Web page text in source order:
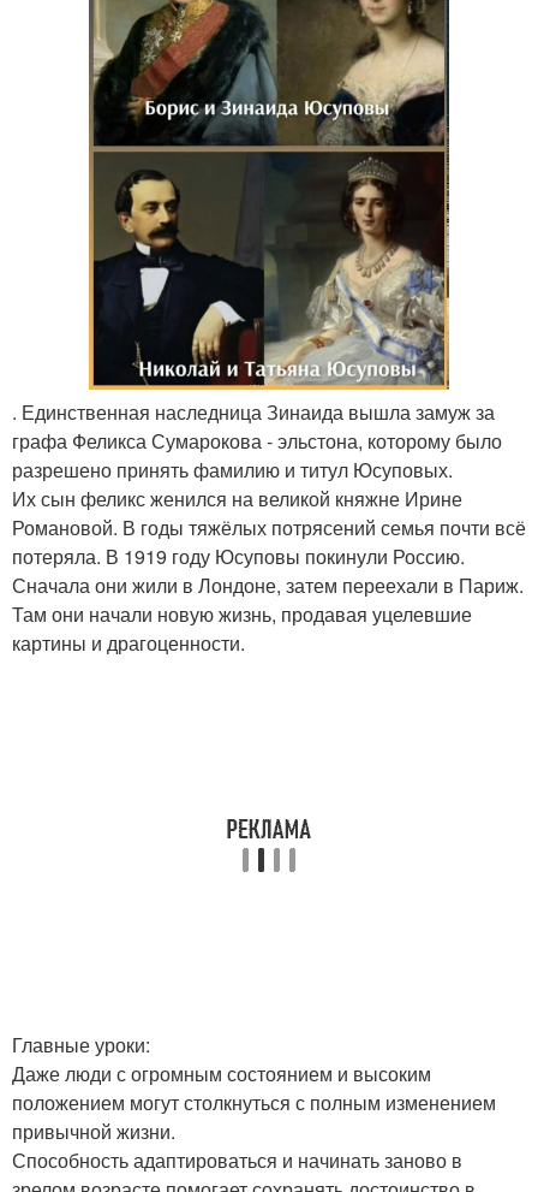
. Единственная наследница Зинаида вышла замуж за
графа Феликса Сумарокова - эльстона, которому было
разрешено принять фамилию и титул Юсуповых.
Их сын феликс женился на великой княжне Ирине
Романовой. В годы тяжёлых потрясений семья почти всё
потеряла. В 1919 году Юсуповы покинули Россию.
Сначала они жили в Лондоне, затем переехали в Париж.
Там они начали новую жизнь, продавая уцелевшие
картины и драгоценности.
Главные уроки:
Даже люди с огромным состоянием и высоким
положением могут столкнуться с полным изменением
привычной жизни.
Способность адаптироваться и начинать заново в